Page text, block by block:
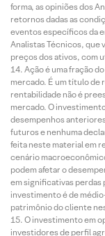
forma, as opiniões dos
retornos dadas as
eventos específicos da
Analistas Técnicos, que
preços dos ativos, com
Ação é uma fração
mercado. É um título de
rentabilidade não é
mercado. O
desempenhos
futuros e nenhuma
feita neste material em
cenário
podem afetar o
em significativas perdas
investimento é de
patrimônio do cliente
O investimento em
investidores de perfil